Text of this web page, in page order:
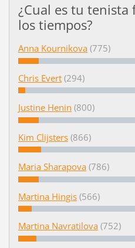
¿Cual es tu
los tiempos?
Anna Kournikova (775)
Chris Evert (294)
Justine Henin (800)
Kim Clijsters (866)
Maria Sharapova (786)
Martina Hingis (566)
Martina Navratilova (752)